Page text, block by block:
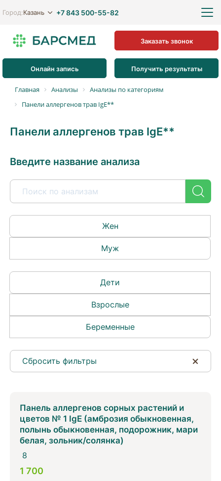
Город:Казань +7 843 500-55-82
Онлайн запись Получить результаты
Заказать звонок
Главная Анализы
Анализы по категориям
Панели аллергенов трав IgE**
Панели аллергенов трав IgE**
Введите название анализа
Жен
Муж
Дети
Взрослые
Беременные
Сбросить фильтры
Панель аллергенов сорных растений и
цветов № 1 IgE (амброзия обыкновенная,
полынь обыкновенная, подорожник, мари
белая, зольник/cолянка)
8
1 700